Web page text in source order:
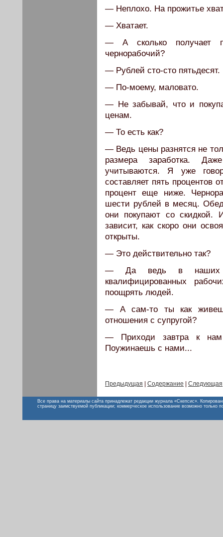
— Неплохо. На прожитье
— Хватает.
— А сколько получает
чернорабочий?
— Рублей сто-сто пятьдесят.
— По-моему, маловато.
— Не забывай, что и
ценам.
— То есть как?
— Ведь цены разнятся не
размера заработка.
учитываются. Я уже
составляет пять процентов
процент еще ниже.
шести рублей в месяц.
они покупают со скидкой.
зависит, как скоро они
открыты.
— Это действительно так?
— Да ведь в наших
квалифицированных
поощрять людей.
— А сам-то ты как
отношения с супругой?
— Приходи завтра к нам
Поужинаешь с нами...
Предыдущая Содержание Следующая
Все права на материалы сайта принадлежат редакции журнала «Скепсис».
страницу заимствуемой публикации; коммерческое использование возможно только